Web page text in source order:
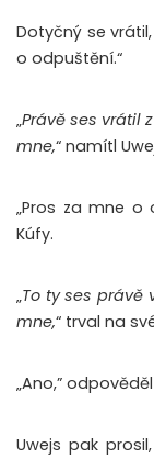
Dotyčný se
o odpuštění.“
„Právě ses vrátil
mne,“ namítl
„Pros za mne o
Kúfy.
„To ty ses právě
mne,“ trval na
„Ano,”
Uwejs pak